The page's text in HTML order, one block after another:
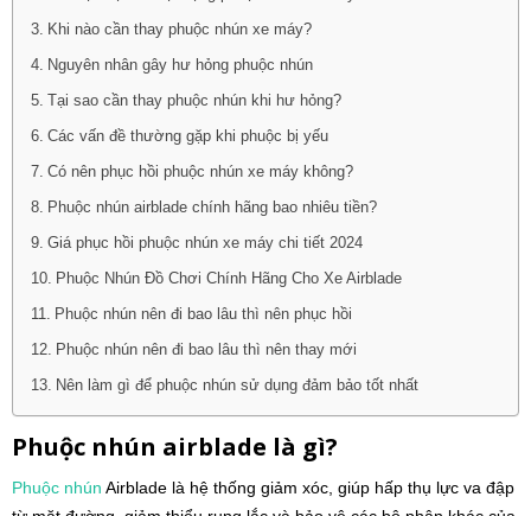
Khi nào cần thay phuộc nhún xe máy?
Nguyên nhân gây hư hỏng phuộc nhún
Tại sao cần thay phuộc nhún khi hư hỏng?
Các vấn đề thường gặp khi phuộc bị yếu
Có nên phục hồi phuộc nhún xe máy không?
Phuộc nhún airblade chính hãng bao nhiêu tiền?
Giá phục hồi phuộc nhún xe máy chi tiết 2024
Phuộc Nhún Đồ Chơi Chính Hãng Cho Xe Airblade
Phuộc nhún nên đi bao lâu thì nên phục hồi
Phuộc nhún nên đi bao lâu thì nên thay mới
Nên làm gì để phuộc nhún sử dụng đảm bảo tốt nhất
Phuộc nhún airblade là gì?
Phuộc nhún Airblade là hệ thống giảm xóc, giúp hấp thụ lực va đập